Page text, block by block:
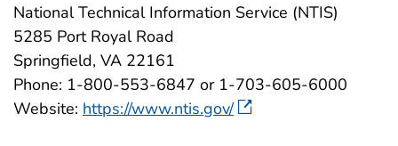
National Technical Information Service (NTIS)
5285 Port Royal Road
Springfield, VA 22161
Phone: 1-800-553-6847 or 1-703-605-6000
Website: https://www.ntis.gov/